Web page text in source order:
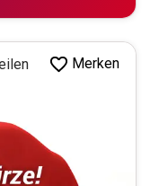
Merken